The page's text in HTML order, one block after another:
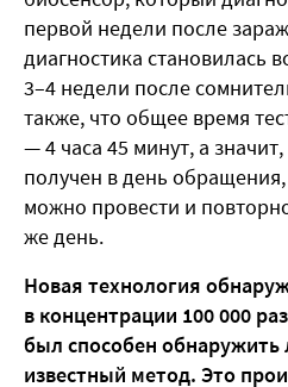
первой недели после
диагностика становилась
3–4 недели после
также, что общее время
— 4 часа 45 минут, а
получен в день
можно провести и
же день.
Новая технология
в концентрации 100 000
был способен обнаружить
известный метод. Это